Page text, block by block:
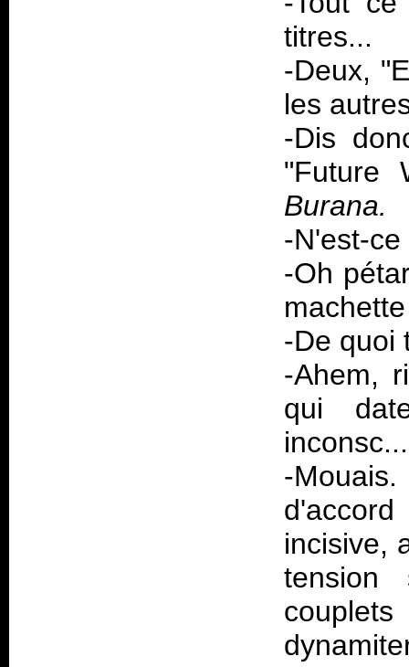
titres...
-Deux,
les
-Dis
"Future
Burana.
-N'est-
-Oh
-De quoi
-Ahem,
qui
-
incisive,
tension